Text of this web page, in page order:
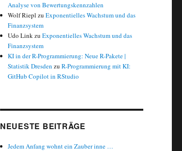
Analyse von Bewertungskennzahlen
Wolf Riepl zuExponentielles Wachstum und das
Finanzsystem
Udo LinkzuExponentielles Wachstum und das
Finanzsystem
KI in der R-Programmierung: Neue R-Pakete |
Statistik Dresden zuR-Programmierung mit KI:
GitHub Copilot in RStudio
NEUESTE BEITRÄGE
Jedem Anfang wohnt ein Zauber inne …